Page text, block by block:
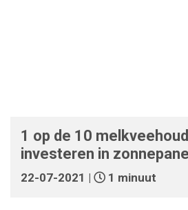
1 op de 10
investeren in
22-07-2021 | 1 minuut